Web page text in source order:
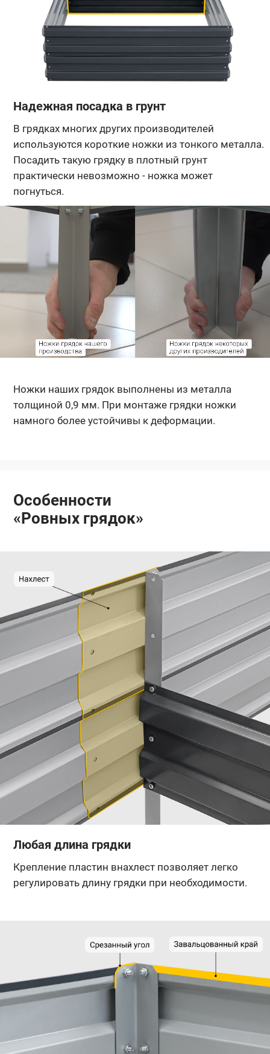
Надежная посадка в грунт
В грядках многих других производителей
используются короткие ножки из тонкого металла.
Посадить такую грядку в плотный грунт
практически невозможно - ножка может
погнуться.
Ножки наших грядок выполнены из металла
толщиной 0,9 мм. При монтаже грядки ножки
намного более устойчивы к деформации.
Особенности
«Ровных грядок»
Любая длина грядки
Крепление пластин внахлест позволяет легко
регулировать длину грядки при необходимости.